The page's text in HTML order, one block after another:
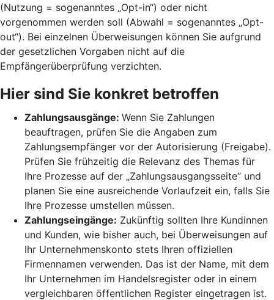
(Nutzung = sogenanntes „Opt-in“) oder nicht
vorgenommen werden soll (Abwahl = sogenanntes „Opt-
out“). Bei einzelnen Überweisungen können Sie aufgrund
der gesetzlichen Vorgaben nicht auf die
Empfängerüberprüfung verzichten.
Hier sind Sie konkret betroffen
Zahlungsausgänge: Wenn Sie Zahlungen
beauftragen, prüfen Sie die Angaben zum
Zahlungsempfänger vor der Autorisierung (Freigabe).
Prüfen Sie frühzeitig die Relevanz des Themas für
Ihre Prozesse auf der „Zahlungsausgangsseite“ und
planen Sie eine ausreichende Vorlaufzeit ein, falls Sie
Ihre Prozesse umstellen müssen.
Zahlungseingänge: Zukünftig sollten Ihre Kundinnen
und Kunden, wie bisher auch, bei Überweisungen auf
Ihr Unternehmenskonto stets Ihren offiziellen
Firmennamen verwenden. Das ist der Name, mit dem
Ihr Unternehmen im Handelsregister oder in einem
vergleichbaren öffentlichen Register eingetragen ist.